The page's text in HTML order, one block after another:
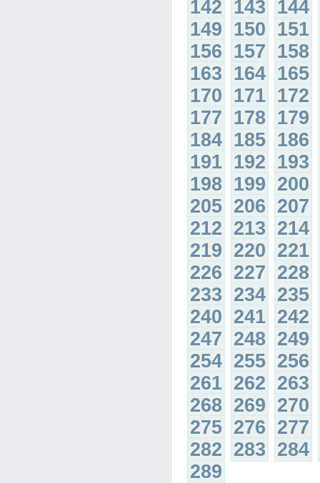
142 143 144
149 150 151
156 157 158
163 164 165
170 171 172
177 178 179
184 185 186
191 192 193
198 199 200
205 206 207
212 213 214
219 220 221
226 227 228
233 234 235
240 241 242
247 248 249
254 255 256
261 262 263
268 269 270
275 276 277
282 283 284
289